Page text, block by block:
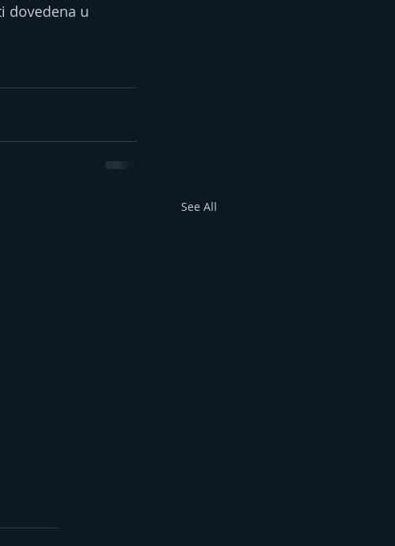
dovedena u
See All